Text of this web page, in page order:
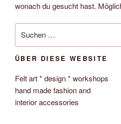
wonach du gesucht hast.
nach:
ÜBER DIESE WEBSITE
Felt art * design * workshops
hand made fashion and
interior accessories